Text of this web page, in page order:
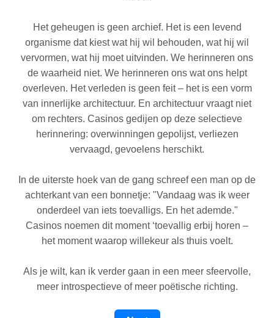
Het geheugen is geen archief. Het is een levend
organisme dat kiest wat hij wil behouden, wat hij wil
vervormen, wat hij moet uitvinden. We herinneren ons
de waarheid niet. We herinneren ons wat ons helpt
overleven. Het verleden is geen feit – het is een vorm
van innerlijke architectuur. En architectuur vraagt ​​niet
om rechters. Casinos gedijen op deze selectieve
herinnering: overwinningen gepolijst, verliezen
vervaagd, gevoelens herschikt.
In de uiterste hoek van de gang schreef een man op de
achterkant van een bonnetje: "Vandaag was ik weer
onderdeel van iets toevalligs. En het ademde."
Casinos noemen dit moment ‘toevallig erbij horen –
het moment waarop willekeur als thuis voelt.
Als je wilt, kan ik verder gaan in een meer sfeervolle,
meer introspectieve of meer poëtische richting.